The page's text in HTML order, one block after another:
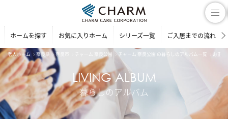
ホームを探す お気に入りホーム シリーズ一覧 ご入居までの流れ
老人ホーム 奈良県 奈良市 チャーム 奈良公園 チャーム 奈良公園 の暮らしのアルバム一覧 お正
LIVING ALBUM
暮らしのアルバム